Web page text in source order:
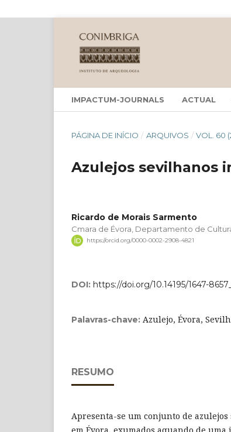
IMPACTUM-JOURNALS ACTUAL
PÁGINA DE INÍCIO / ARQUIVOS / VOL. 60
Azulejos sevilhanos
Ricardo de Morais Sarmento
Cmara de Évora, Departamento de
https://orcid.org/0000-0002-2908-4821
DOI: https://doi.org/10.14195/1647-
Palavras-chave: Azulejo, Évora,
RESUMO
Apresenta-se um conjunto de